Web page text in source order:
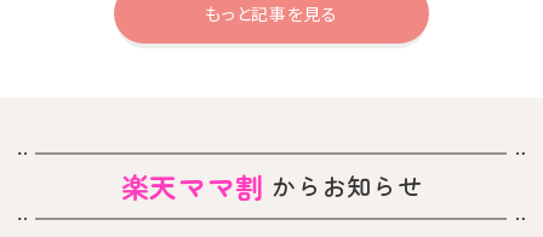
もっと記事を見る
楽天ママ割 からお知らせ